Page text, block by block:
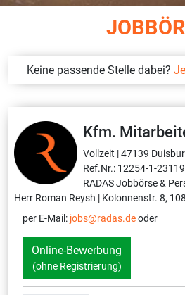
Keine passende Stelle dabei?
Kfm.
Vollzeit |47139
Ref.Nr.: 12254-1-
RADAS Jobbörse &
Herr Roman Reysh | Kolonnenstr. 8,
per E-Mail: jobs@radas.deoder
Online-Bewerbung
(ohne Registrierung)